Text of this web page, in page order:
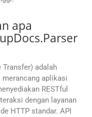
apa
Transfer) adalah
aplikasi
RESTful
dengan layanan
HTTP standar. API